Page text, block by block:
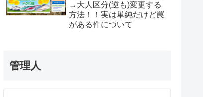
→大人区分(逆も)変更する
方法！！実は単純だけど罠
がある件について
管理人